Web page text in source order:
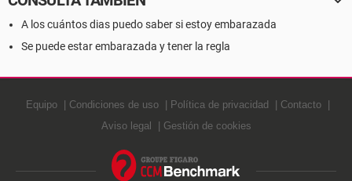
A los cuántos dias puedo saber si estoy embarazada
Se puede estar embarazada y tener la regla
Equipo Condiciones de uso Política de privacidad
Contacto
Aviso legal
Gestión de cookies